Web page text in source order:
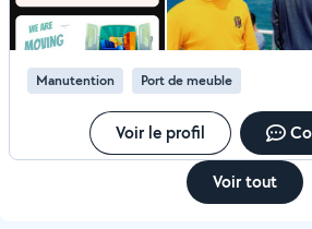
Manutention Port de meuble
Voir le profil
Voir tout